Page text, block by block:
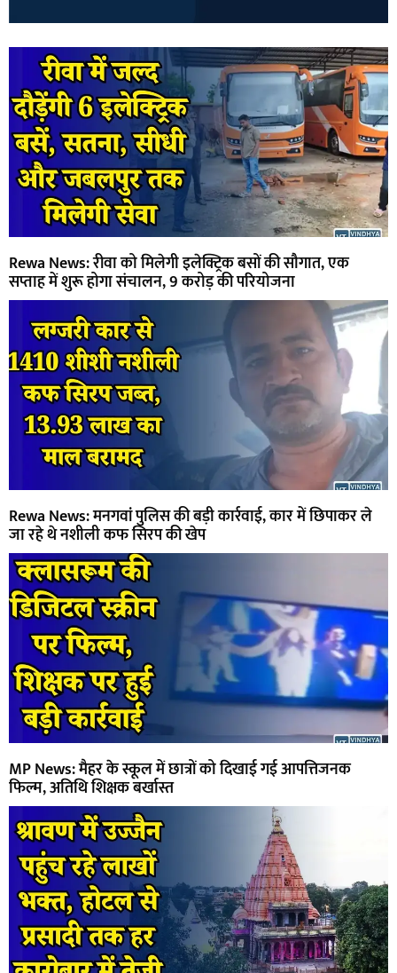
Rewa News: रीवा को मिलेगी इलेक्ट्रिक बसों की सौगात, एक
सप्ताह में शुरू होगा संचालन, 9 करोड़ की परियोजना
Rewa News: मनगवां पुलिस की बड़ी कार्रवाई, कार में छिपाकर ले
जा रहे थे नशीली कफ सिरप की खेप
MP News: मैहर के स्कूल में छात्रों को दिखाई गई आपत्तिजनक
फिल्म, अतिथि शिक्षक बर्खास्त